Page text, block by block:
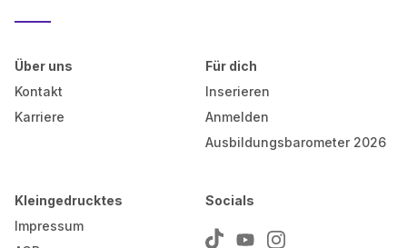
Über uns
Kontakt
Karriere
Für dich
Inserieren
Anmelden
Ausbildungsbarometer 2026
Kleingedrucktes
Impressum
Socials